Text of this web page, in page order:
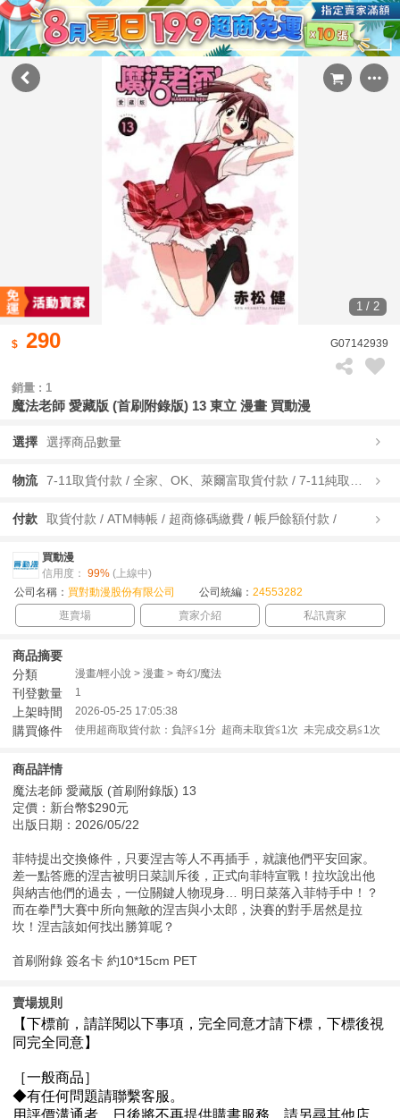
1 / 2
290 G07142939
銷量 : 1
魔法老師 愛藏版 (首刷附錄版) 13 東立 漫畫 買動漫
選擇 選擇商品數量
物流
付款 取貨付款 / ATM轉帳 / 超商條碼繳費 / 帳戶餘額付款 /
買動漫
信用度： 99% (上線中)
公司名稱： 買對動漫股份有限公司 公司統編： 24553282
逛賣場
賣家介紹 私訊賣家
商品摘要
分類
漫畫/輕小說 > 漫畫 > 奇幻/魔法
刊登數量 1
上架時間 2026-05-25 17:05:38
購買條件 使用超商取貨付款：負評≦1分 超商未取貨≦1次 未完成交易≦1次
商品詳情
魔法老師 愛藏版 (首刷附錄版) 13
定價：新台幣$290元
出版日期：2026/05/22
菲特提出交換條件，只要涅吉等人不再插手，就讓他們平安回家。
差一點答應的涅吉被明日菜訓斥後，正式向菲特宣戰！拉坎說出他
與納吉他們的過去，一位關鍵人物現身… 明日菜落入菲特手中！？
而在拳鬥大賽中所向無敵的涅吉與小太郎，決賽的對手居然是拉
坎！涅吉該如何找出勝算呢？
首刷附錄 簽名卡 約10*15cm PET
賣場規則